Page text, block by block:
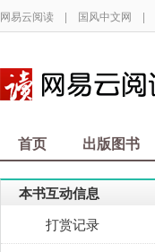
网易云阅读 | 国风中文网 |
首页 出版图书
本书互动信息
打赏记录